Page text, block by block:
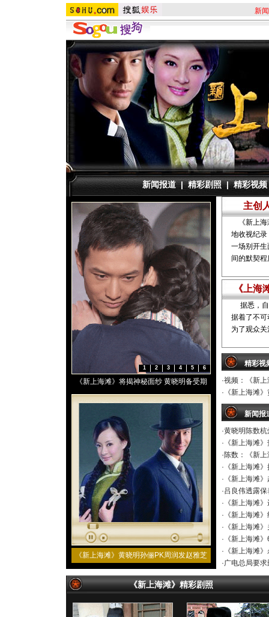
新闻
新闻报道|精彩剧照|精彩视频
《新上海滩》将揭神秘面纱 黄晓明备受期
待
1 2 3 4 5 6
《新上海滩》黄晓明孙俪PK周润发赵雅芝
主创
《新上海
地收视纪
一场别开
间的默契
《上海
据悉，自
据着了不可
为了观众
精彩视
·视频：《新
· 《新上海滩
新闻报
·黄晓明陈数
· 《新上海滩
·陈数：《新
· 《新上海滩
· 《新上海滩
·吕良伟透露
· 《新上海滩
· 《新上海滩
· 《新上海滩
· 《新上海滩
· 《新上海滩
·广电总局要求
《新上海滩》精彩剧照